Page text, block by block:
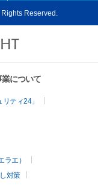
Reserved.
について
ティ24」
エ）
対策